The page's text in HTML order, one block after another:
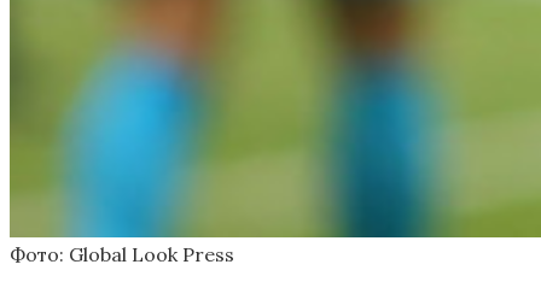
Фото: Global Look Press